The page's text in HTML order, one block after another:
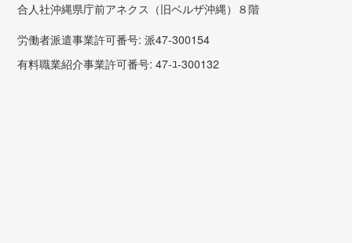
合人社沖縄県庁前アネクス（旧ベルザ沖縄）８階
労働者派遣事業許可番号: 派47-300154
有料職業紹介事業許可番号: 47-ﾕ-300132